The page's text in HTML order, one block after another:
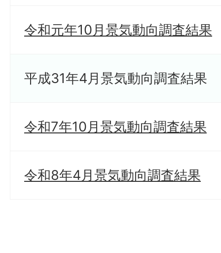
令和元年10月景気動向調査結果
平成31年4月景気動向調査結果
令和7年10月景気動向調査結果
令和8年4月景気動向調査結果